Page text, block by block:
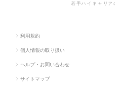
若手ハイキャリア
利用規約
個人情報の取り扱い
ヘルプ・お問い合わせ
サイトマップ